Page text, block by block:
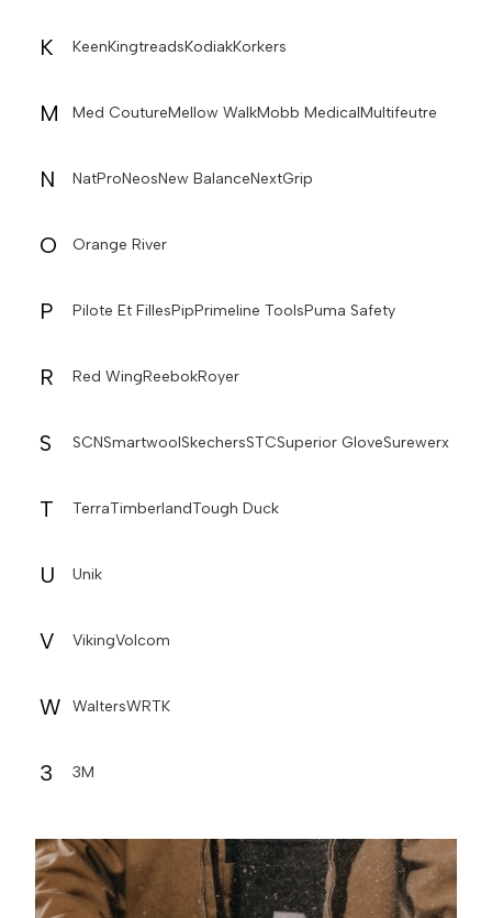
K KeenKingtreadsKodiakKorkers
M Med CoutureMellow WalkMobb MedicalMultifeutre
N NatProNeosNew BalanceNextGrip
O Orange River
P Pilote Et FillesPipPrimeline ToolsPuma Safety
R Red WingReebokRoyer
S SCNSmartwoolSkechersSTCSuperior GloveSurewerx
T TerraTimberlandTough Duck
U Unik
V VikingVolcom
W WaltersWRTK
3 3M